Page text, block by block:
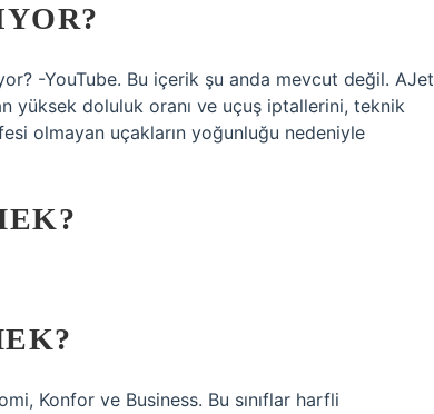
-YouTube. Bu içerik şu anda mevcut değil. AJet
yüksek doluluk oranı ve uçuş iptallerini, teknik
olmayan uçakların yoğunluğu nedeniyle
Konfor ve Business. Bu sınıflar harfli